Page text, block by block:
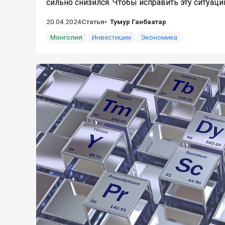
сильно снизился. Чтобы исправить эту
20.04.2024Статья
Тумур Ганбаатар
Монголия
Инвестиции Экономика